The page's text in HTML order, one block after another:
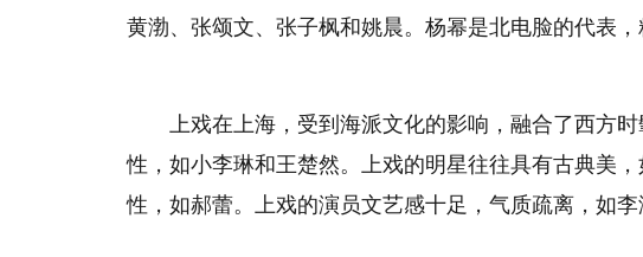
黄渤、张颂文、张子枫和姚晨。杨幂是北电脸的代表，
上戏在上海，受到海派文化的影响，融合了西方
性，如小李琳和王楚然。上戏的明星往往具有古典美
性，如郝蕾。上戏的演员文艺感十足，气质疏离，如李